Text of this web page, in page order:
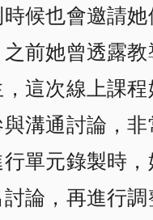
候也會邀請
之前她曾透露
這次線上課
溝通討論，
單元錄製時
論，再進行